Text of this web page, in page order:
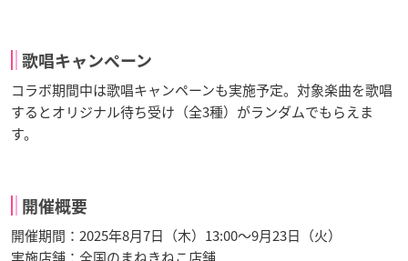
歌唱キャンペーン
コラボ期間中は歌唱キャンペーンも実施予定。対象楽曲を歌唱
するとオリジナル待ち受け（全3種）がランダムでもらえま
す。
開催概要
開催期間：2025年8月7日（木）13:00～9月23日（火）